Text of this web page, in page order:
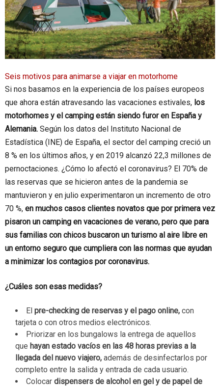
Seis motivos para animarse a viajar en motorhome
Si nos basamos en la experiencia de los países europeos
que ahora están atravesando las vacaciones estivales, los
motorhomes y el camping están siendo furor en España y
Alemania. Según los datos del Instituto Nacional de
Estadística (INE) de España, el sector del camping creció un
8 % en los últimos años, y en 2019 alcanzó 22,3 millones de
pernoctaciones. ¿Cómo lo afectó el coronavirus? El 70% de
las reservas que se hicieron antes de la pandemia se
mantuvieron y en julio experimentaron un incremento de otro
70 %, en muchos casos clientes novatos que por primera vez
pisaron un camping en vacaciones de verano, pero que para
sus familias con chicos buscaron un turismo al aire libre en
un entorno seguro que cumpliera con las normas que ayudan
a minimizar los contagios por coronavirus.
¿Cuáles son esas medidas?
El pre-checking de reservas y el pago online, con
tarjeta o con otros medios electrónicos.
Priorizar en los bungalows la entrega de aquellos
que hayan estado vacíos en las 48 horas previas a la
llegada del nuevo viajero, además de desinfectarlos por
completo entre la salida y entrada de cada usuario.
Colocar dispensers de alcohol en gel y de papel de